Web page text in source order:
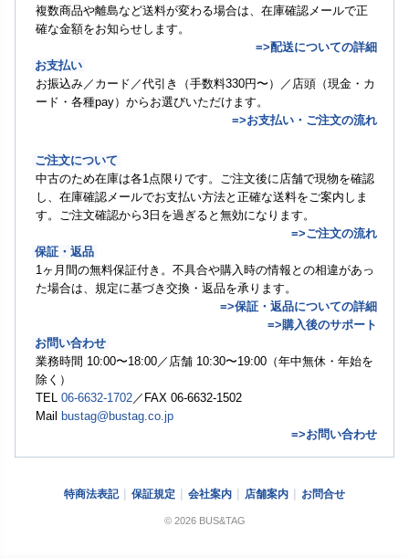
複数商品や離島など送料が変わる場合は、在庫確認メールで正
確な金額をお知らせします。
=>配送についての詳細
お支払い
お振込み／カード／代引き（手数料330円〜）／店頭（現金・カ
ード・各種pay）からお選びいただけます。
=>お支払い・ご注文の流れ
ご注文について
中古のため在庫は各1点限りです。ご注文後に店舗で現物を確認
し、在庫確認メールでお支払い方法と正確な送料をご案内しま
す。ご注文確認から3日を過ぎると無効になります。
=>ご注文の流れ
保証・返品
1ヶ月間の無料保証付き。不具合や購入時の情報との相違があっ
た場合は、規定に基づき交換・返品を承ります。
=>保証・返品についての詳細
=>購入後のサポート
お問い合わせ
業務時間 10:00〜18:00／店舗 10:30〜19:00（年中無休・年始を
除く）
TEL 06-6632-1702 ／FAX 06-6632-1502
Mail bustag@bustag.co.jp
=>お問い合わせ
特商法表記 保証規定 会社案内 店舗案内 お問合せ
© 2026 BUS&TAG